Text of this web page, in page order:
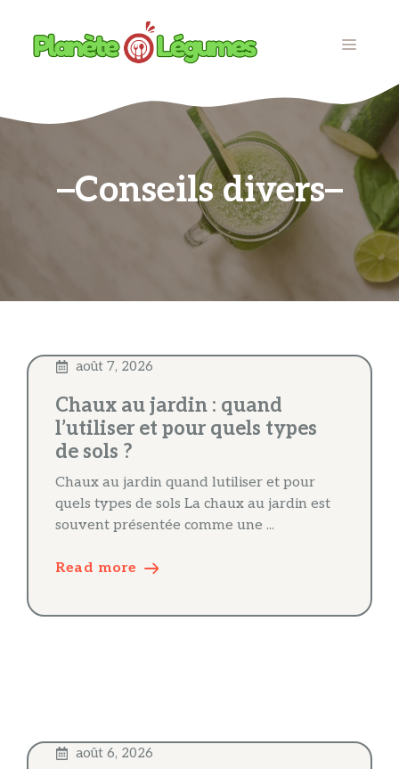
contenu
MENU
Conseils divers
août 7, 2026
Chaux au jardin : quand
l’utiliser et pour quels types
de sols ?
Chaux au jardin quand lutiliser et pour
quels types de sols La chaux au jardin est
souvent présentée comme une ...
Read more
août 6, 2026